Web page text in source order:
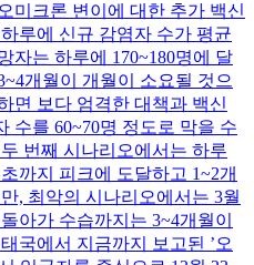
미크론 변이에 대한 추가 백신
루에 신규 감염자 수가 평균
자는 하루에 170~180명에 달
개월이 개월이 소요될 것으
면 보다 엄격한 대책과 백신
수를 60~70명 정도로 막을 수
번째 시나리오에서는 하루
까지 피크에 도달하고 1~2개
, 최악의 시나리오에서는 3월
아가 수습까지는 3~4개월이
국에서 지금까지 보고된 ’오